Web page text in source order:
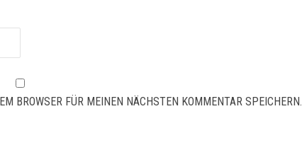
BROWSER FÜR MEINEN NÄCHSTEN KOMMENTAR SPEICHERN.